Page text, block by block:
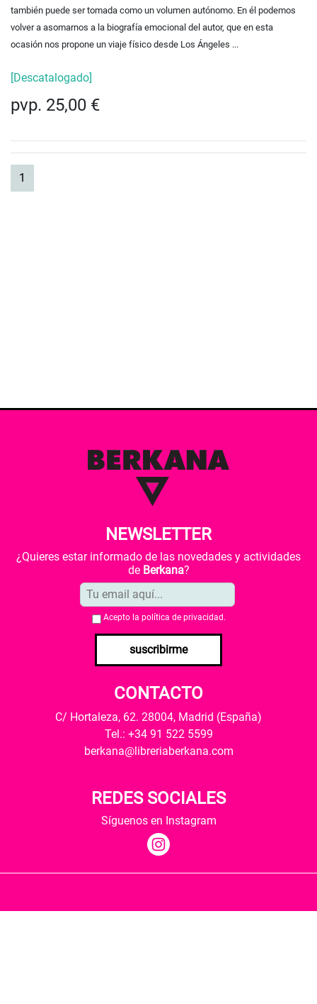
también puede ser tomada como un volumen autónomo. En él podemos
volver a asomarnos a la biografía emocional del autor, que en esta
ocasión nos propone un viaje físico desde Los Ángeles ...
[Descatalogado]
pvp. 25,00 €
1
NEWSLETTER
¿Quieres estar informado de las novedades y actividades
de Berkana?
Acepto la política de privacidad .
suscribirme
CONTACTO
C/ Hortaleza, 62. 28004, Madrid (España)
Tel.: +34 91 522 5599
berkana@libreriaberkana.com
REDES SOCIALES
Síguenos en Instagram